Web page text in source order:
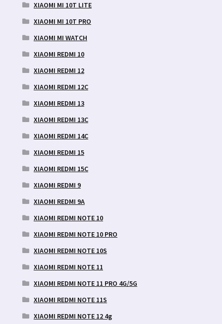
XIAOMI MI 10T LITE
XIAOMI MI 10T PRO
XIAOMI MI WATCH
XIAOMI REDMI 10
XIAOMI REDMI 12
XIAOMI REDMI 12C
XIAOMI REDMI 13
XIAOMI REDMI 13C
XIAOMI REDMI 14C
XIAOMI REDMI 15
XIAOMI REDMI 15C
XIAOMI REDMI 9
XIAOMI REDMI 9A
XIAOMI REDMI NOTE 10
XIAOMI REDMI NOTE 10 PRO
XIAOMI REDMI NOTE 10S
XIAOMI REDMI NOTE 11
XIAOMI REDMI NOTE 11 PRO 4G/5G
XIAOMI REDMI NOTE 11S
XIAOMI REDMI NOTE 12 4g